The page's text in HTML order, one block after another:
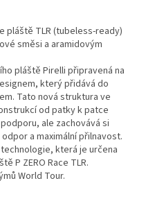
pláště TLR (tubeless-ready)
směsi a aramidovým
pláště Pirelli připravená na
který přidává do
Tato nová struktura ve
od patky k patce
ale zachovává si
a maximální přilnavost.
která je určena
P ZERO Race TLR.
World Tour.